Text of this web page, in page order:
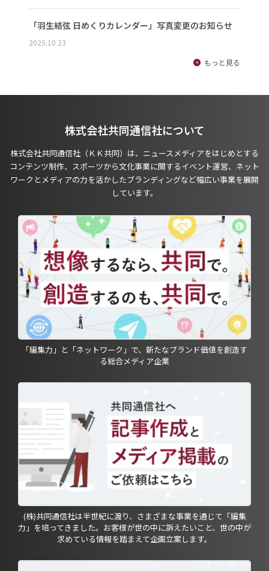
「羽生結弦 日めくりカレンダー」写真変更のお知らせ
2025.10.23
もっと見る
株式会社共同通信社について
株式会社共同通信社（ＫＫ共同）は、ニュースメディアをはじめとする
コンテンツ制作、スポーツから文化事業に関するイベント運営、ネット
ワークとメディアの力を活かしたブランディングなど幅広い事業を展開
しています。
「編集力」と「ネットワーク」で、新たなブランド価値を創造す
る総合メディア企業
(株)共同通信社は半世紀に渡り、さまざまな事業を通じて「編集
力」を培ってきました。お客様が世の中に訴えたいこと、世の中が
求めている情報を踏まえて企画立案します。